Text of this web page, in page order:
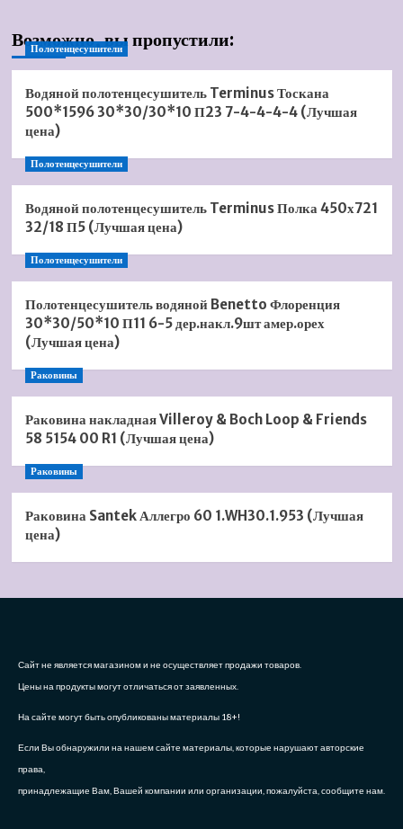
Возможно, вы пропустили:
Полотенцесушители
Водяной полотенцесушитель Terminus Тоскана
500*1596 30*30/30*10 П23 7-4-4-4-4 (Лучшая
цена)
Полотенцесушители
Водяной полотенцесушитель Terminus Полка 450х721
32/18 П5 (Лучшая цена)
Полотенцесушители
Полотенцесушитель водяной Benetto Флоренция
30*30/50*10 П11 6-5 дер.накл.9шт амер.орех
(Лучшая цена)
Раковины
Раковина накладная Villeroy & Boch Loop & Friends
58 5154 00 R1 (Лучшая цена)
Раковины
Раковина Santek Аллегро 60 1.WH30.1.953 (Лучшая
цена)
Сайт не является магазином и не осуществляет продажи товаров.
Цены на продукты могут отличаться от заявленных.
На сайте могут быть опубликованы материалы 18+!
Если Вы обнаружили на нашем сайте материалы, которые нарушают авторские
права,
принадлежащие Вам, Вашей компании или организации, пожалуйста, сообщите нам.